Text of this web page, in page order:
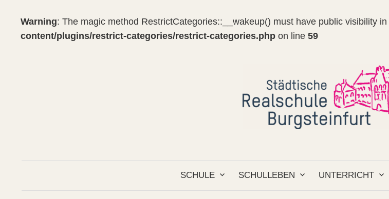
Warning: The magic method RestrictCategories::__wakeup() must have public visibility in
content/plugins/restrict-categories/restrict-categories.php on line 59
SCHULE SCHULLEBEN UNTERRICHT